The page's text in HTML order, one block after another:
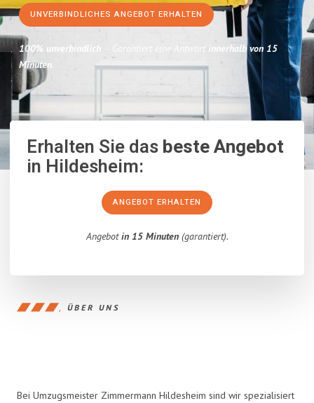
UNVERBINDLICHES ANGEBOT ERHALTEN
100% unverbindlich – Garantiert eine Antwort innerhalb von 15
Minuten.
Erhalten Sie dasbeste Angebot
in Hildesheim:
ANGEBOT ERHALTEN
Angebotin 15 Minuten(garantiert).
ÜBER UNS
Bei Umzugsmeister Zimmermann Hildesheim sind wir spezialisiert